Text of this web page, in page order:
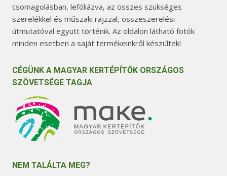
csomagolásban, lefóliázva, az összes szükséges
szerelékkel és műszaki rajzzal, összeszerelési
útmutatóval együtt történik. Az oldalon látható fotók
minden esetben a saját termékeinkről készültek!
CÉGÜNK A MAGYAR KERTÉPÍTŐK ORSZÁGOS
SZÖVETSÉGE TAGJA
NEM TALÁLTA MEG?